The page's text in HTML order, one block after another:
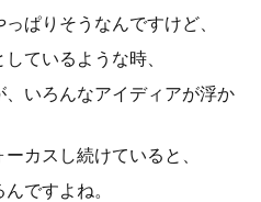
ぱりそうなんですけど、
ているような時、
いろんなアイディアが浮か
カスし続けていると、
ですよね。